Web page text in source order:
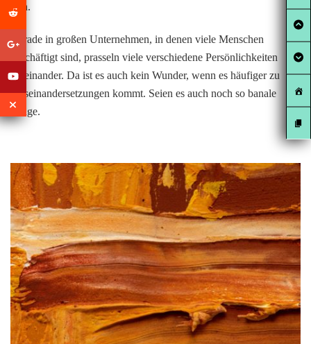
sich.
Gerade in großen Unternehmen, in denen viele Menschen
beschäftigt sind, prasseln viele verschiedene Persönlichkeiten
aufeinander. Da ist es auch kein Wunder, wenn es häufiger zu
Auseinandersetzungen kommt. Seien es auch noch so banale
Dinge.